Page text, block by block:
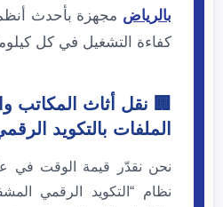
بالرياض مجهزة بأحدث
كفاءة التشغيل في كل
🏢 نقل أثاث المكاتب
الملفات بالتكويد
نحن نقدّر قيمة الوقت في
نظام “التكويد الرقمي